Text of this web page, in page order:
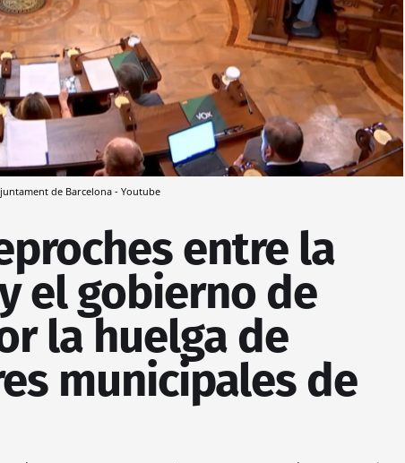
de Barcelona - Youtube
entre la
el gobierno de
la huelga de
municipales de